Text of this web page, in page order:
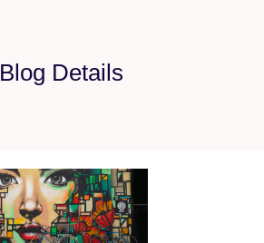
Blog Details